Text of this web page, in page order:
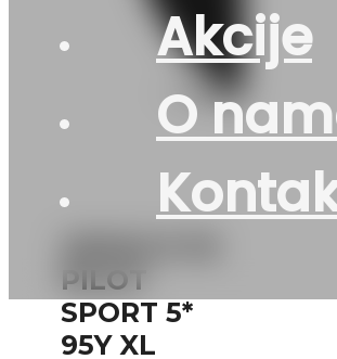
Akcije
O
PILOT
SPORT 5*
95Y XL